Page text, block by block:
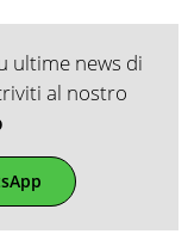
ultime news di
al nostro